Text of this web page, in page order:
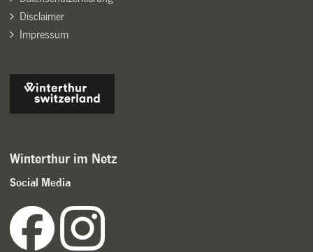
Disclaimer
Impressum
Winterthur im Netz
Social Media